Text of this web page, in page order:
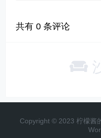
共有0 条评论
Copyright © 2023 柠檬酱